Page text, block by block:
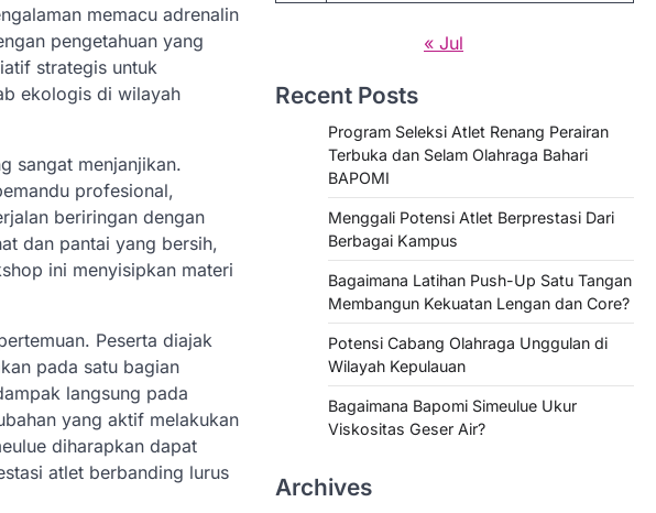
memacu adrenalin
pengetahuan yang
strategis untuk
ekologis di wilayah
sangat menjanjikan.
profesional,
beriringan dengan
dan pantai yang bersih,
ini menyisipkan materi
Peserta diajak
pada satu bagian
langsung pada
yang aktif melakukan
diharapkan dapat
atlet berbanding lurus
« Jul
Recent Posts
Program Seleksi Atlet Renang Perairan
Terbuka dan Selam Olahraga Bahari
BAPOMI
Menggali Potensi Atlet Berprestasi Dari
Berbagai Kampus
Bagaimana Latihan Push-Up Satu Tangan
Membangun Kekuatan Lengan dan Core?
Potensi Cabang Olahraga Unggulan di
Wilayah Kepulauan
Bagaimana Bapomi Simeulue Ukur
Viskositas Geser Air?
Archives